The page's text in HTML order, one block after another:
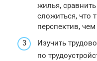
жилья,
сложиться, что
перспектив, чем
Изучить
по